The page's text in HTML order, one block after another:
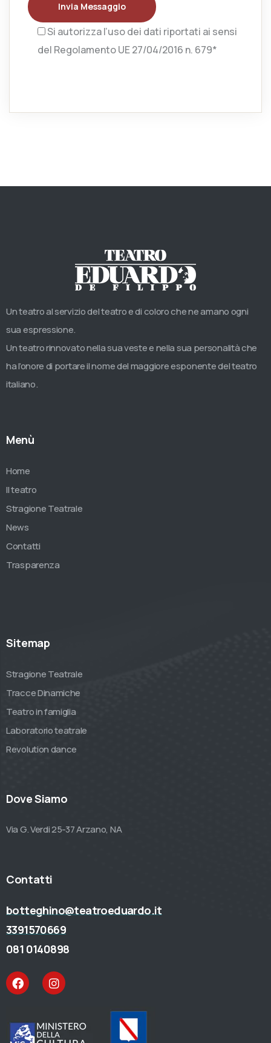
Invia Messaggio
Si autorizza l’uso dei dati riportati ai sensi
del Regolamento UE 27/04/2016 n. 679*
Un teatro al servizio del teatro e di coloro che ne amano ogni
sua espressione.
Un teatro rinnovato nella sua veste e nella sua personalità che
ha l’onore di portare il nome del maggiore esponente del teatro
italiano.
Menù
Home
Il teatro
Stragione Teatrale
News
Contatti
Trasparenza
Sitemap
Stragione Teatrale
Tracce Dinamiche
Teatro in famiglia
Laboratorio teatrale
Revolution dance
Dove Siamo
Via G. Verdi 25-37 Arzano, NA
Contatti
botteghino@teatroeduardo.it
3391570669
081 0140898